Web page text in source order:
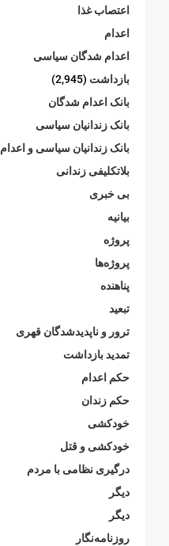
اعتصاب غذا
اعدام
اعدام شدگان سیاسی
بازداشت (2,945)
بانک اعدام شدگان
بانک زندانیان سیاسی
بانک زندانیان سیاسی و اعدام
بلاتکلیفی زندانی
بی خبری
بیانیە
پروژە
پروژەها
پناهنده
تبعید
ترور و ناپدیدشدگان قهری
تمدید بازداشت
حکم اعدام
حکم زندان
خودکشی
خودکشی و قتل
درگیری نظامی با مردم
دیگر
دیگر
روزنامەنگار